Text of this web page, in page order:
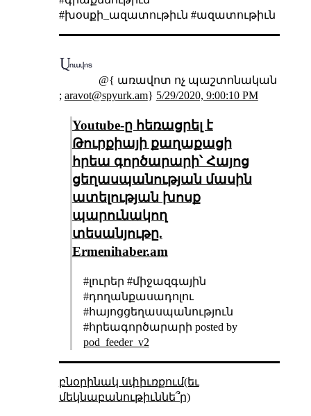
#խօսքի_ազատութիւն #ազատութիւն
@{ առավոտ ոչ պաշտոնական
; aravot@spyurk.am} 5/29/2020, 9:00:10 PM
Youtube-ը հեռացրել է
Թուրքիայի քաղաքացի
հրեա գործարարի՝ Հայոց
ցեղասպանության մասին
ատելության խոսք
պարունակող
տեսանյութը.
Еrmenihaber.am
#լուրեր #միջազգային
#դողանքասադոլու
#հայոցցեղասպանություն
#հրեագործարարի posted by
pod_feeder_v2
բնօրինակ սփիւռքում(եւ
մեկնաբանութիւննե՞ր)